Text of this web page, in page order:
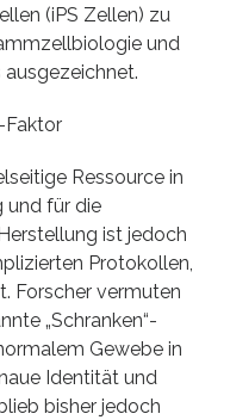
(iPS Zellen) zu
und
Faktor
Ressource in
und für die
ist jedoch
Protokollen,
Forscher vermuten
„Schranken“-
Gewebe in
Identität und
bisher jedoch